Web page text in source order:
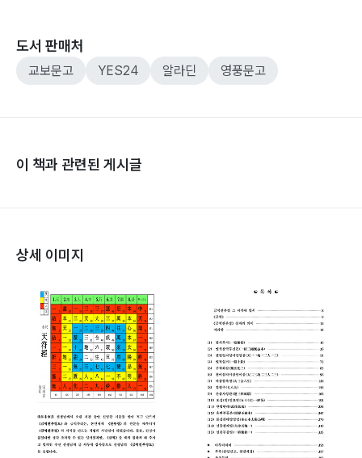
도서 판매처
교보문고 YES24 알라딘 영풍문고
이 책과 관련된 게시글
상세 이미지